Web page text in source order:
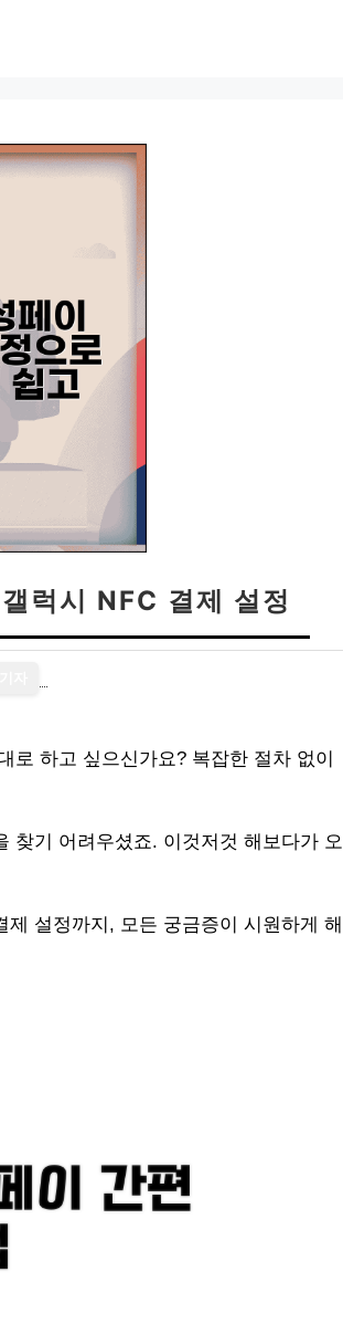
럭시 NFC 결제 설정
로 하고 싶으신가요? 복잡한 절차 없이
찾기 어려우셨죠. 이것저것 해보다가 오
설정까지, 모든 궁금증이 시원하게 해